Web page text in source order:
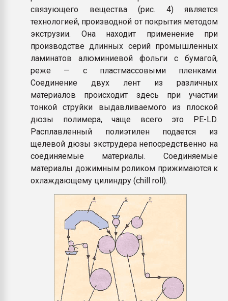
связующего вещества (рис. 4) является
технологией, производной от покрытия методом
экструзии. Она находит применение при
производстве длинных серий промышленных
ламинатов алюминиевой фольги с бумагой,
реже — с пластмассовыми пленками.
Соединение двух лент из различных
материалов происходит здесь при участии
тонкой струйки выдавливаемого из плоской
дюзы полимера, чаще всего это PE-LD.
Расплавленный полиэтилен подается из
щелевой дюзы экструдера непосредственно на
соединяемые материалы. Соединяемые
материалы дожимным роликом прижимаются к
охлаждающему цилиндру (chill roll).